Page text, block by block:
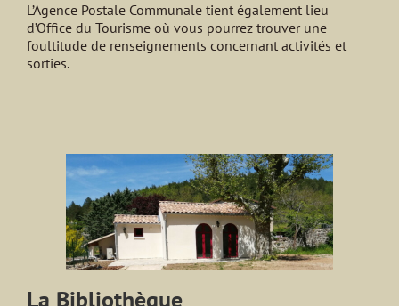
L’Agence Postale Communale tient également lieu
d’Office du Tourisme où vous pourrez trouver une
foultitude de renseignements concernant activités et
sorties.
La Bibliothèque